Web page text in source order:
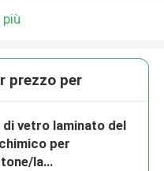
prezzo per
vetro laminato del
per
la